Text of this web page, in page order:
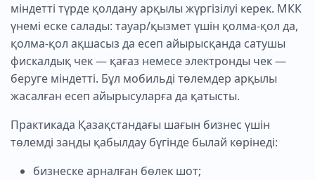
міндетті түрде қолдану арқылы жүргізілуі керек. МКК
үнемі еске салады: тауар/қызмет үшін қолма-қол да,
қолма-қол ақшасыз да есеп айырысқанда сатушы
фискалдық чек — қағаз немесе электронды чек —
беруге міндетті. Бұл мобильді төлемдер арқылы
жасалған есеп айырысуларға да қатысты.
Практикада Қазақстандағы шағын бизнес үшін
төлемді заңды қабылдау бүгінде былай көрінеді:
бизнеске арналған бөлек шот;